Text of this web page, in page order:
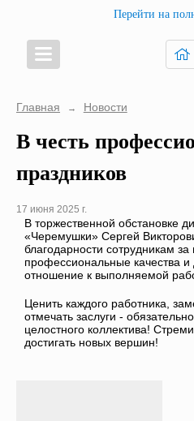
Перейти на
Главная → Новости
В честь
праздников
17 июня 2025 г.
В торжественной обстановке
«Черемушки» Сергей
благодарности сотрудникам за
профессиональные качества и
отношение к выполняемой
Ценить каждого работника,
отмечать заслуги -
целостного коллектива!
достигать новых вершин!